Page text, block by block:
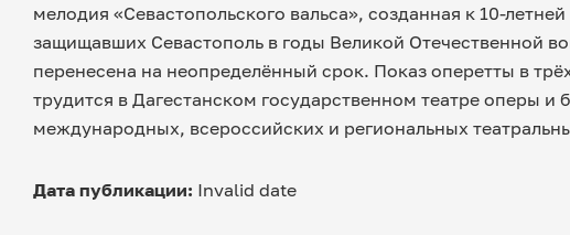
мелодия «Севастопольского вальса», созданная к 10-
защищавших Севастополь в годы Великой Отечественной
перенесена на неопределённый срок. Показ оперетты в
трудится в Дагестанском государственном театре оперы
международных, всероссийских и региональных
Дата публикации: Invalid date